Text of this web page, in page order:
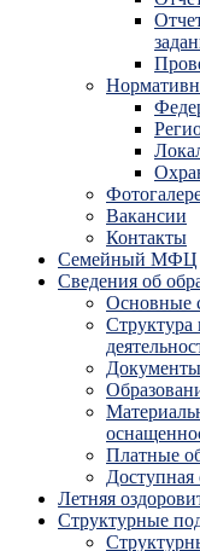
Вакансии
Контакты
Семейный МФЦ
Сведения об
Основные
Структура
Документы
Платные
Доступная
Летняя
Структурные